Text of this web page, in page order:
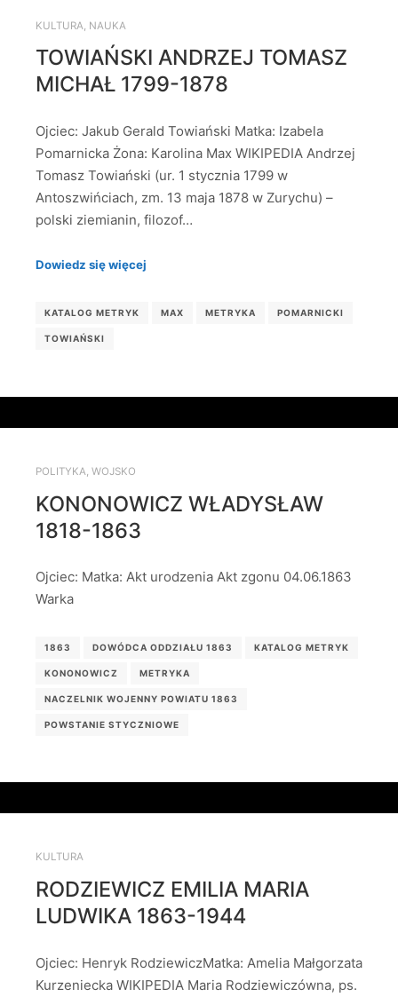
KULTURA NAUKA
TOWIAŃSKI ANDRZEJ TOMASZ
MICHAŁ 1799-1878
Ojciec: Jakub Gerald Towiański Matka: Izabela
Pomarnicka Żona: Karolina Max WIKIPEDIA Andrzej
Tomasz Towiański (ur. 1 stycznia 1799 w
Antoszwińciach, zm. 13 maja 1878 w Zurychu) –
polski ziemianin, filozof…
Dowiedz się więcej
KATALOG METRYK MAX METRYKA POMARNICKI
TOWIAŃSKI
POLITYKA WOJSKO
KONONOWICZ WŁADYSŁAW
1818-1863
Ojciec: Matka: Akt urodzenia Akt zgonu 04.06.1863
Warka
1863 DOWÓDCA ODDZIAŁU 1863 KATALOG METRYK
KONONOWICZ METRYKA
NACZELNIK WOJENNY POWIATU 1863
POWSTANIE STYCZNIOWE
KULTURA
RODZIEWICZ EMILIA MARIA
LUDWIKA 1863-1944
Ojciec: Henryk RodziewiczMatka: Amelia Małgorzata
Kurzeniecka WIKIPEDIA Maria Rodziewiczówna, ps.